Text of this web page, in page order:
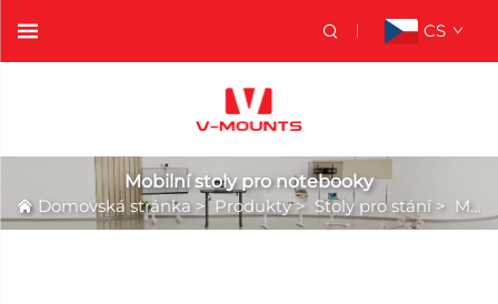
CS
Mobilní stoly pro notebooky
Domovská stránka> Produkty> Stoly pro stání > Mobilní stoly pro notebooky